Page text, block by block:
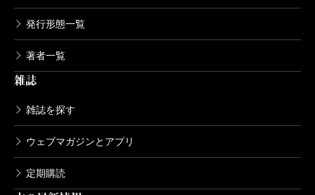
発行形態一覧
著者一覧
雑誌
雑誌を探す
ウェブマガジンとアプリ
定期購読